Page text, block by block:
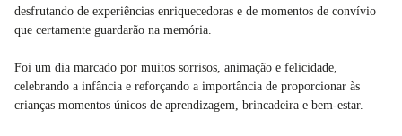
desfrutando de experiências enriquecedoras e de momentos de convívio
que certamente guardarão na memória.
Foi um dia marcado por muitos sorrisos, animação e felicidade,
celebrando a infância e reforçando a importância de proporcionar às
crianças momentos únicos de aprendizagem, brincadeira e bem-estar.